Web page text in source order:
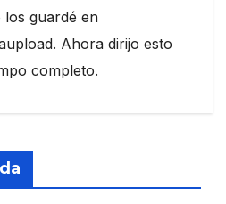
los guardé en
Ahora dirijo esto
completo.